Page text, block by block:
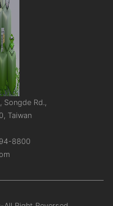
Rd.,
Taiwan
8800